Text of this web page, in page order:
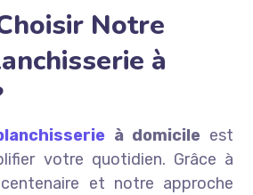
Notre
à
à domicile est
votre quotidien. Grâce à
et notre approche